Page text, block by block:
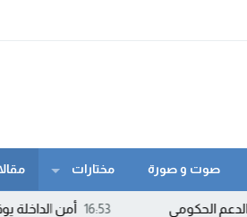
صوت و صورة مختارات
16:53 أمن الداخلة يوقف مبحوثا عنه